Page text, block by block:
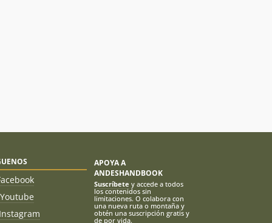
Youtube
Instagram
APOYA A
ANDESHANDBOOK
Suscríbete y accede a todos
los contenidos sin
limitaciones. O colabora con
una nueva ruta o montaña y
obtén una suscripción gratis y
de por vida.